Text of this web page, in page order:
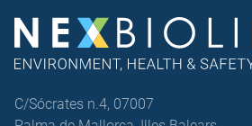
C/Sócrates n.4, 07007